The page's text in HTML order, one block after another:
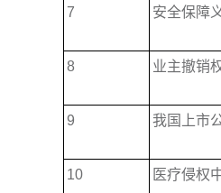
7 安全保障
8 业主撤销
9 我国上市
10 医疗侵权